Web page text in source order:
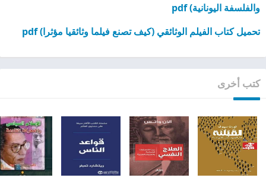
والفلسفة اليونانية) pdf
تحميل كتاب الفيلم الوثائقي (كيف تصنع فيلما وثائقيا مؤثرا) pdf
كتب أخرى